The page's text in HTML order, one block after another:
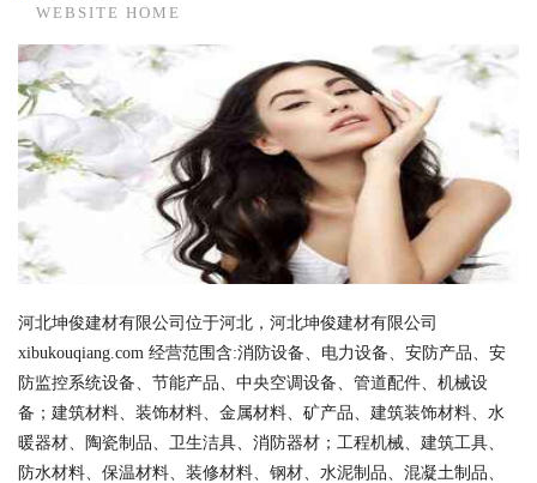
WEBSITE HOME
河北坤俊建材有限公司位于河北，河北坤俊建材有限公司
xibukouqiang.com 经营范围含:消防设备、电力设备、安防产品、安
防监控系统设备、节能产品、中央空调设备、管道配件、机械设
备；建筑材料、装饰材料、金属材料、矿产品、建筑装饰材料、水
暖器材、陶瓷制品、卫生洁具、消防器材；工程机械、建筑工具、
防水材料、保温材料、装修材料、钢材、水泥制品、混凝土制品、